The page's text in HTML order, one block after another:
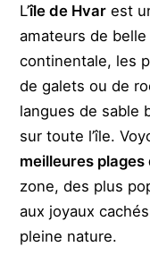
L’île de Hvar est
amateurs de
continentale, les
de galets ou de
langues de sable
sur toute l’île.
meilleures plages
zone, des plus
aux joyaux
pleine nature.